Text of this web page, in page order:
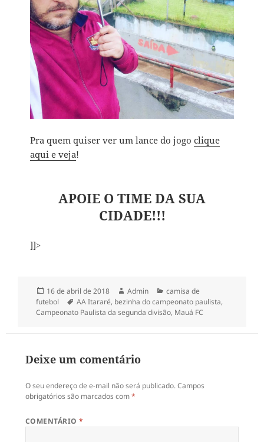
Pra quem quiser ver um lance do jogoclique
aqui e veja!
APOIE O TIME DA SUA
CIDADE!!!
]]>
Publicado
em
16 de abril de 2018 Autor
Admin Categorias
camisa de
futebol
Tags
AA Itararé, bezinha do campeonato paulista,
Campeonato Paulista da segunda divisão, Mauá FC
Deixe um comentário
O seu endereço de e-mail não será publicado.Campos
obrigatórios são marcados com*
COMENTÁRIO*